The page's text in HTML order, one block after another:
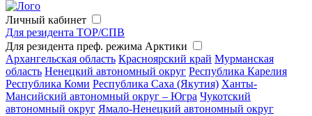
Личный кабинет
Для резидента ТОР/СПВ
Для резидента преф. режима Арктики
Архангельская область Красноярский край Мурманская
область Ненецкий автономный округ Республика Карелия
Республика Коми Республика Саха (Якутия) Ханты-
Мансийский автономный округ – Югра Чукотский
автономный округ Ямало-Ненецкий автономный округ